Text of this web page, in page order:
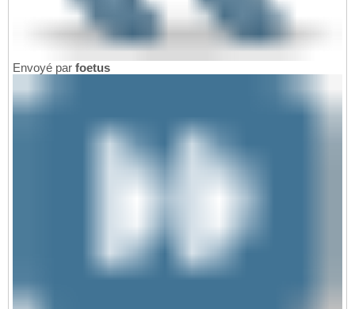
Envoyé par foetus